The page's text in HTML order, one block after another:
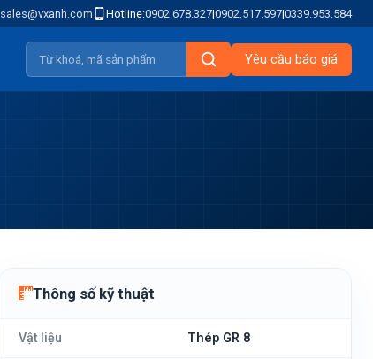
sales@vxanh.com Hotline:0902.678.327|0902.517.597|0339.953.584
Yêu cầu báo giá
Thông số kỹ thuật
Vật liệu Thép GR 8